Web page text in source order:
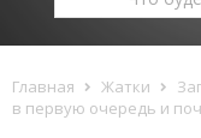
Главная Жатки
в первую очередь и